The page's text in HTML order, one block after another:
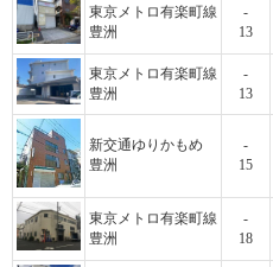
東京メトロ有楽町線
豊洲
-
13
東京メトロ有楽町線
豊洲
-
13
新交通ゆりかもめ
豊洲
-
15
東京メトロ有楽町線
豊洲
-
18